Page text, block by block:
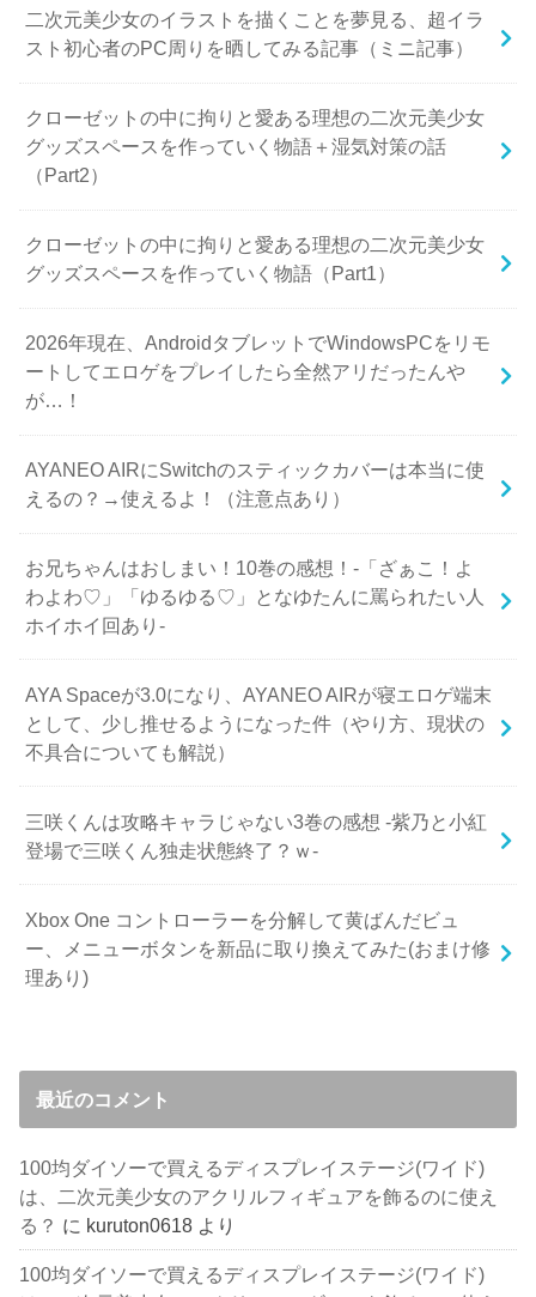
二次元美少女のイラストを描くことを夢見る、超イラ
スト初心者のPC周りを晒してみる記事（ミニ記事）
クローゼットの中に拘りと愛ある理想の二次元美少女
グッズスペースを作っていく物語＋湿気対策の話
（Part2）
クローゼットの中に拘りと愛ある理想の二次元美少女
グッズスペースを作っていく物語（Part1）
2026年現在、AndroidタブレットでWindowsPCをリモ
ートしてエロゲをプレイしたら全然アリだったんや
が…！
AYANEO AIRにSwitchのスティックカバーは本当に使
えるの？→使えるよ！（注意点あり）
お兄ちゃんはおしまい！10巻の感想！-「ざぁこ！よ
わよわ♡」「ゆるゆる♡」となゆたんに罵られたい人
ホイホイ回あり-
AYA Spaceが3.0になり、AYANEO AIRが寝エロゲ端末
として、少し推せるようになった件（やり方、現状の
不具合についても解説）
三咲くんは攻略キャラじゃない3巻の感想 -紫乃と小紅
登場で三咲くん独走状態終了？ｗ-
Xbox One コントローラーを分解して黄ばんだビュ
ー、メニューボタンを新品に取り換えてみた(おまけ修
理あり)
最近のコメント
100均ダイソーで買えるディスプレイステージ(ワイド)
は、二次元美少女のアクリルフィギュアを飾るのに使え
る？ に kuruton0618 より
100均ダイソーで買えるディスプレイステージ(ワイド)